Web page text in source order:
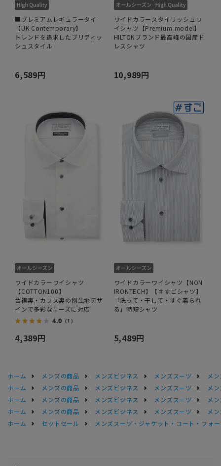
■プレミアムレギュラータイ
【UK Contemporary】
トレンドを追求したブリティッ
シュスタイル
6,589円
ワイドカラースタイリッシュワ
イシャツ【Premium model】
HILTONブランド最高峰の国産ド
レスシャツ
10,989円
ワイドカラーワイシャツ
【COTTON100】
台襟裏・カフス裏の別生地デザ
インで多彩なニーズに対応
4.0 （1）
4,389円
ワイドカラーワイシャツ【NON
IRONTECH】【＃すごシャツ】
「洗って・干して・すぐ着られ
る」時短シャツ
5,489円
ホーム メンズの商品 メンズビジネス メンズスーツ
メ
ホーム
メンズの商品 メンズビジネス メンズスーツ
メ
ホーム
メンズの商品 メンズビジネス メンズスーツ
メ
ホーム
メンズの商品 メンズビジネス メンズスーツ
メ
ホーム
セットセール メンズスーツ・ジャケット・コート・フォ